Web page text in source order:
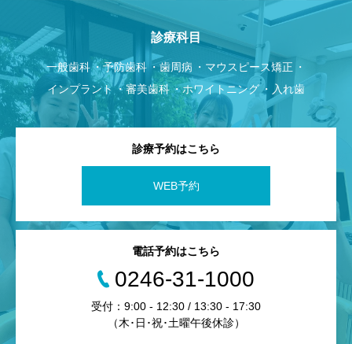
診療科目
一般歯科 予防歯科 歯周病
マウスピース矯正
インプラント
審美歯科 ホワイトニング 入れ歯
診療予約はこちら
WEB予約
電話予約はこちら
0246-31-1000
受付：9:00 - 12:30 / 13:30 - 17:30
（木･日･祝･土曜午後休診）